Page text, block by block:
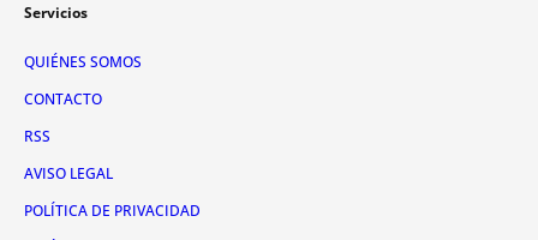
Servicios
QUIÉNES SOMOS
CONTACTO
RSS
AVISO LEGAL
POLÍTICA DE PRIVACIDAD